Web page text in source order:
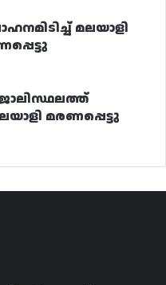
മലയാളി
മരണപ്പെട്ടു